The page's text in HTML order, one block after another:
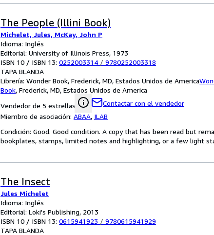
The People (Illini Book)
Michelet, Jules, McKay, John P
Idioma: Inglés
Editorial: University of Illinois Press, 1973
ISBN 10 / ISBN 13: 0252003314 / 9780252003318
TAPA BLANDA
Librería: Wonder Book, Frederick, MD, Estados Unidos de America
Book, Frederick, MD, Estados Unidos de America
Vendedor de 5 estrellas
Contactar con el vendedor
Miembro de asociación: ABAA, ILAB
Condición: Good. Good condition. A copy that has been read but
bookplates, stamps, limited notes and highlighting, or a few light
The Insect
Jules Michelet
Idioma: Inglés
Editorial: Loki's Publishing, 2013
ISBN 10 / ISBN 13: 0615941923 / 9780615941929
TAPA BLANDA